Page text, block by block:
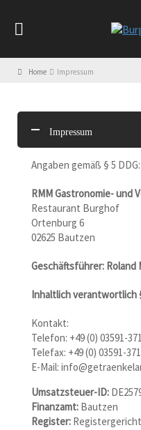
Home Impressum
Impressum
Angaben gemäß § 5 DDG:
RMM Gastronomie- und
Restaurant Burghof
Ortenburg 6
02625 Bautzen
Geschäftsführer: Roland
Inhaltlich verantwortlich
Kontakt:
Telefon: +49 (0) 03591-
Telefax: +49 (0) 03591-
E-Mail:
Umsatzsteuer-ID:
Finanzamt: Bautzen
Register: Registergericht